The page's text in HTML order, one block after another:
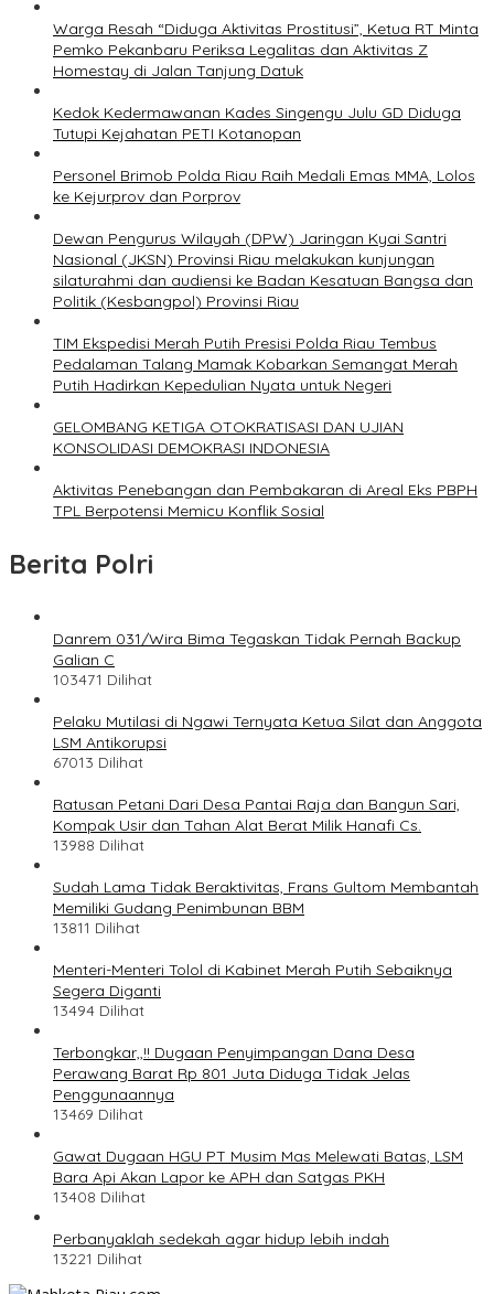
Warga Resah “Diduga Aktivitas Prostitusi”, Ketua RT Minta
Pemko Pekanbaru Periksa Legalitas dan Aktivitas Z
Homestay di Jalan Tanjung Datuk
Kedok Kedermawanan Kades Singengu Julu GD Diduga
Tutupi Kejahatan PETI Kotanopan
Personel Brimob Polda Riau Raih Medali Emas MMA, Lolos
ke Kejurprov dan Porprov
Dewan Pengurus Wilayah (DPW) Jaringan Kyai Santri
Nasional (JKSN) Provinsi Riau melakukan kunjungan
silaturahmi dan audiensi ke Badan Kesatuan Bangsa dan
Politik (Kesbangpol) Provinsi Riau
TIM Ekspedisi Merah Putih Presisi Polda Riau Tembus
Pedalaman Talang Mamak Kobarkan Semangat Merah
Putih Hadirkan Kepedulian Nyata untuk Negeri
GELOMBANG KETIGA OTOKRATISASI DAN UJIAN
KONSOLIDASI DEMOKRASI INDONESIA
Aktivitas Penebangan dan Pembakaran di Areal Eks PBPH
TPL Berpotensi Memicu Konflik Sosial
Berita Polri
Danrem 031/Wira Bima Tegaskan Tidak Pernah Backup
Galian C
103471 Dilihat
Pelaku Mutilasi di Ngawi Ternyata Ketua Silat dan Anggota
LSM Antikorupsi
67013 Dilihat
Ratusan Petani Dari Desa Pantai Raja dan Bangun Sari,
Kompak Usir dan Tahan Alat Berat Milik Hanafi Cs.
13988 Dilihat
Sudah Lama Tidak Beraktivitas, Frans Gultom Membantah
Memiliki Gudang Penimbunan BBM
13811 Dilihat
Menteri-Menteri Tolol di Kabinet Merah Putih Sebaiknya
Segera Diganti
13494 Dilihat
Terbongkar,,!! Dugaan Penyimpangan Dana Desa
Perawang Barat Rp 801 Juta Diduga Tidak Jelas
Penggunaannya
13469 Dilihat
Gawat Dugaan HGU PT Musim Mas Melewati Batas, LSM
Bara Api Akan Lapor ke APH dan Satgas PKH
13408 Dilihat
Perbanyaklah sedekah agar hidup lebih indah
13221 Dilihat